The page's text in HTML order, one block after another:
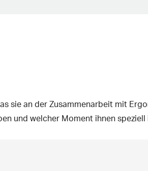
sie an der Zusammenarbeit mit
und welcher Moment ihnen